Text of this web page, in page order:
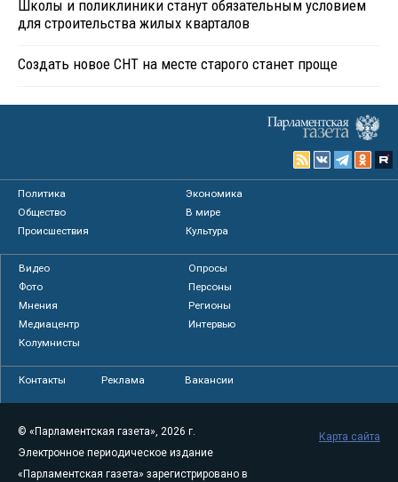
Школы и поликлиники станут обязательным условием
для строительства жилых кварталов
Создать новое СНТ на месте старого станет проще
Политика
Экономика
Общество
В мире
Происшествия
Культура
Видео
Опросы
Фото
Персоны
Мнения
Регионы
Медиацентр
Интервью
Колумнисты
Контакты Реклама Вакансии
© «Парламентская газета», 2026 г.
Электронное периодическое издание
«Парламентская газета» зарегистрировано в
Карта сайта